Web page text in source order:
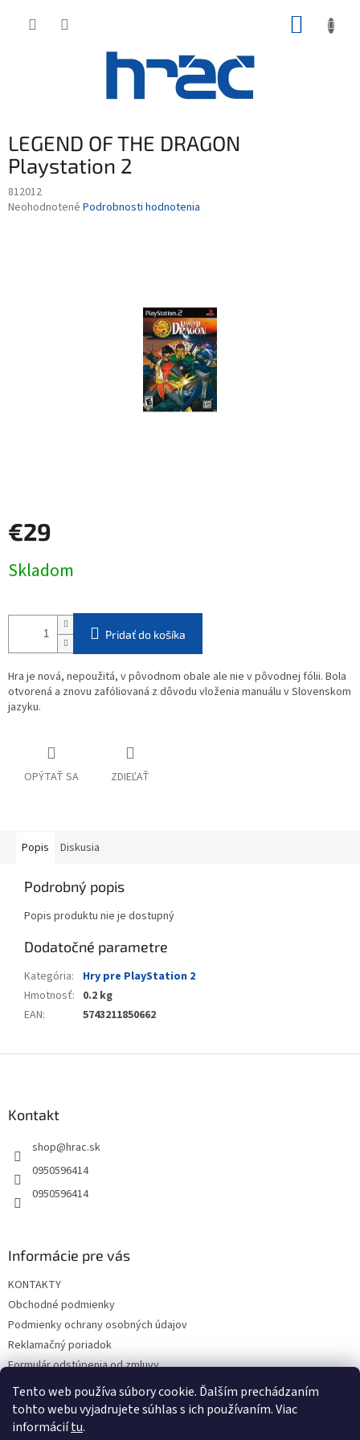
Tento web používa súbory cookie. Ďalším prechádzaním
tohto webu vyjadrujete súhlas s ich používaním. Viac
informáciítu.
LEGEND OF THE DRAGON
Playstation 2
812012
Priemerné
Neohodnotené Podrobnosti hodnotenia
€29
cena:
Skladom
Pridať do košíka
Hra je nová, nepoužitá, v pôvodnom obale ale nie v pôvodnej fólii. Bola
otvorená a znovu zafóliovaná z dôvodu vloženia manuálu v Slovenskom
jazyku.
OPÝTAŤ SA ZDIEĽAŤ
Popis Diskusia
Podrobný popis
Popis produktu nie je dostupný
Dodatočné parametre
Kategória:
Hry pre PlayStation 2
Hmotnosť: 0.2 kg
EAN: 5743211850662
Kontakt
shop@hrac.sk
0950596414
0950596414
Informácie pre vás
KONTAKTY
Obchodné podmienky
Podmienky ochrany osobných údajov
Reklamačný poriadok
Formulár odstúpenia od zmluvy
Reklamačný formulár